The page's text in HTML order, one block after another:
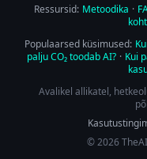
Ressursid: Metoodika ·
Populaarsed küsimused:
palju CO₂ toodab AI? · Kui
Avalikel allikatel,
© 2026